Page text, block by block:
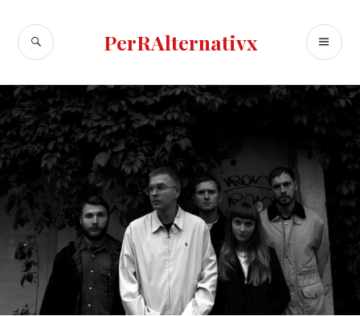
content
PerRAlternativx
SEARCH